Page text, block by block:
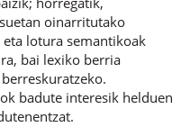
oinarritutako
lotura semantikoak
bai lexiko berria
badute interesik helduen